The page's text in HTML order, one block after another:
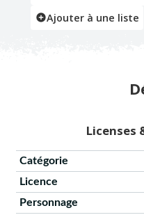
Ajouter à une liste
Licenses
Catégorie
Licence
Personnage